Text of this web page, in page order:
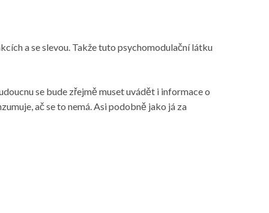
a se slevou. Takže tuto psychomodulační látku
se bude zřejmě muset uvádět i informace o
ač se to nemá. Asi podobně jako já za